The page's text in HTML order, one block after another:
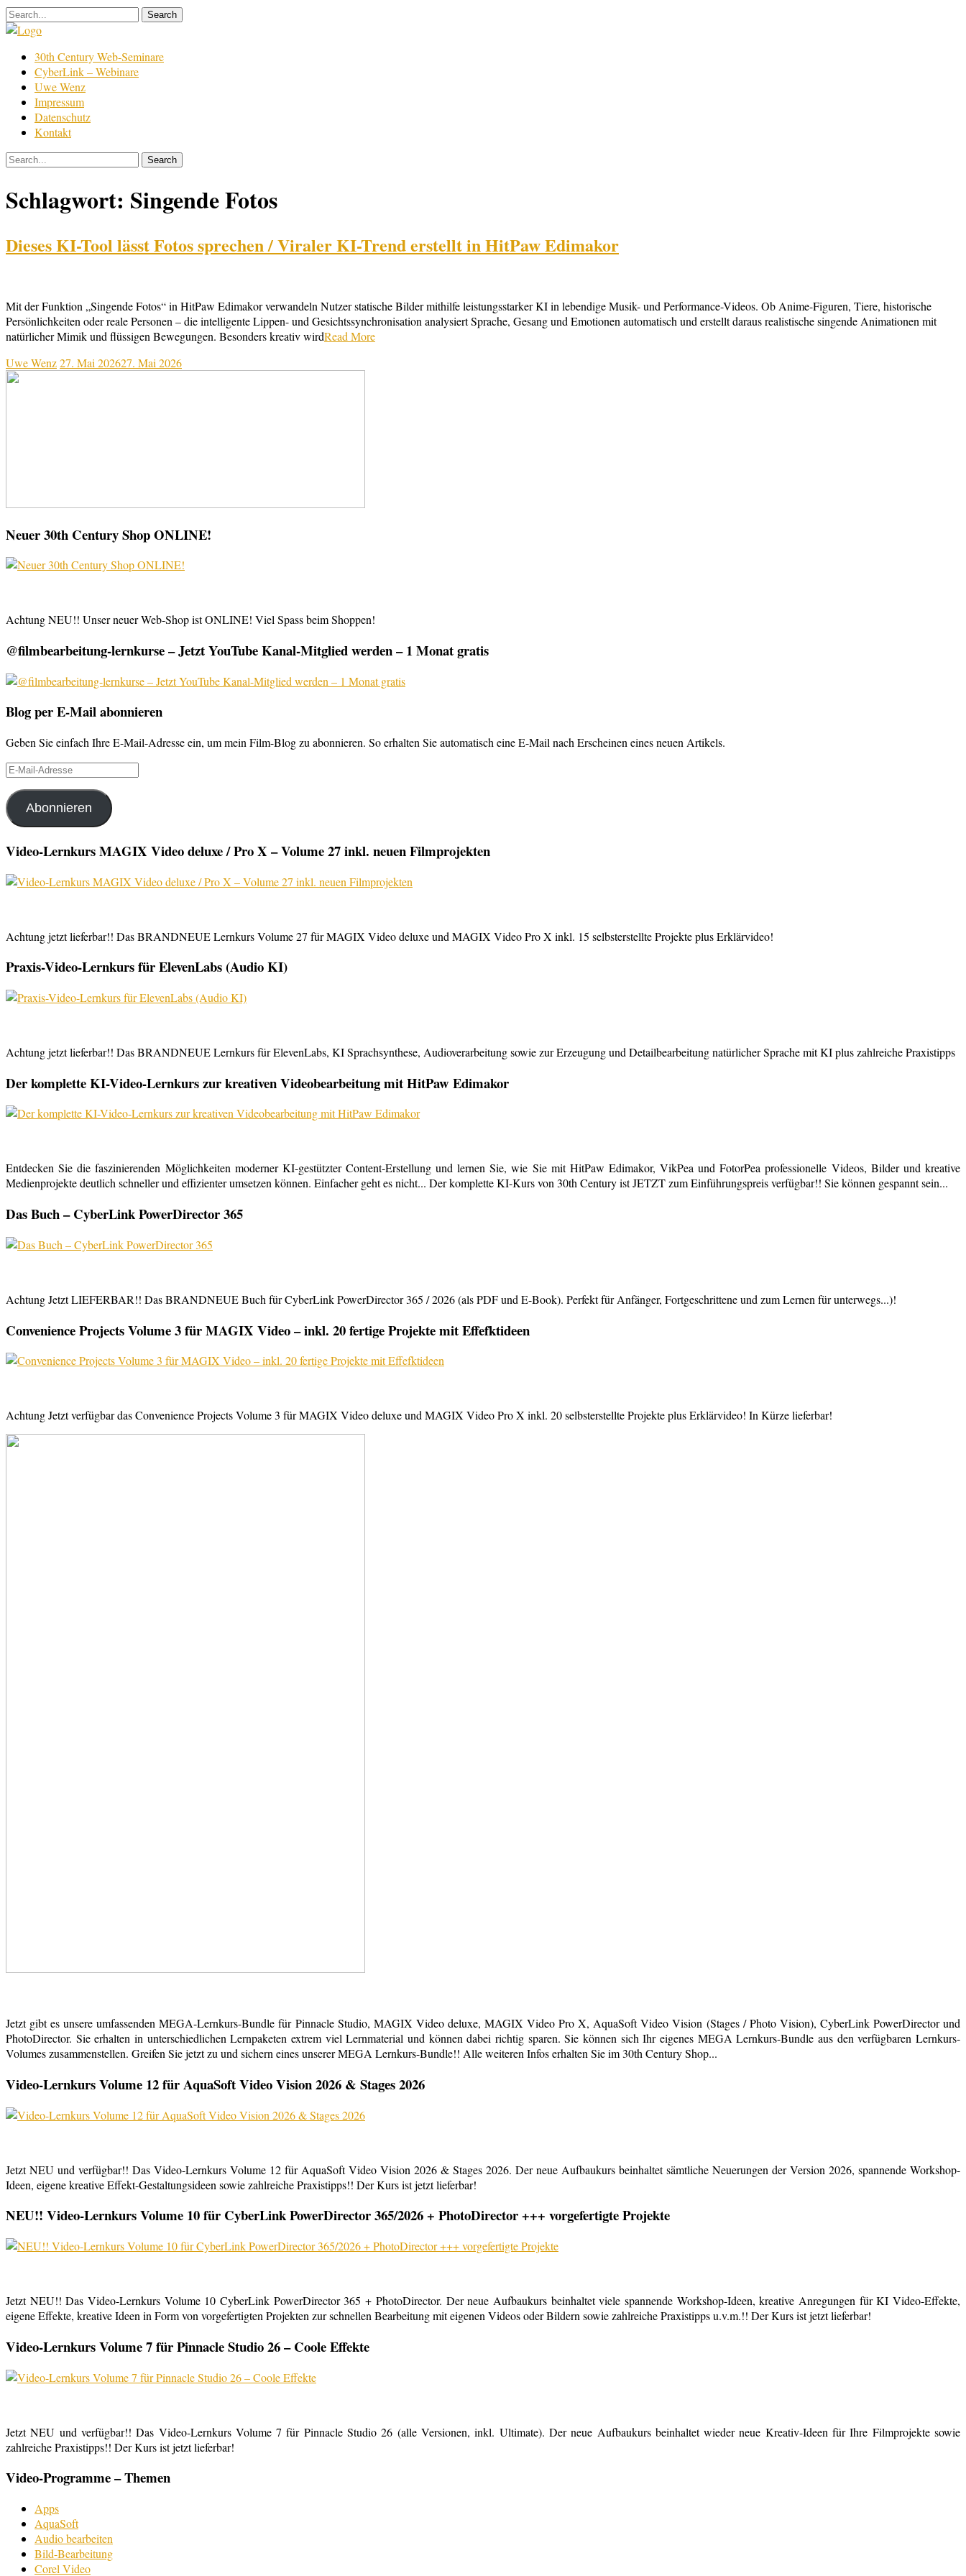
Skip
to
Film
Bearbeitung
30th Century Web-Seminare
CyberLink – Webinare
Uwe Wenz
Impressum
Datenschutz
Kontakt
Schlagwort: Singende Fotos
Dieses KI-Tool lässt Fotos sprechen / Viraler KI-Trend erstellt in HitPaw Edimakor
Mit der Funktion „Singende Fotos“ in HitPaw Edimakor verwandeln Nutzer statische Bilder mithilfe leistungsstarker KI in lebendige Musik- und Performance-Videos. Ob Anime-Figuren, Tiere, historische
Persönlichkeiten oder reale Personen – die intelligente Lippen- und Gesichtssynchronisation analysiert Sprache, Gesang und Emotionen automatisch und erstellt daraus realistische singende Animationen mit
natürlicher Mimik und flüssigen Bewegungen. Besonders kreativ wirdRead More
Uwe Wenz27. Mai 202627. Mai 2026
Neuer 30th Century Shop ONLINE!
Achtung NEU!! Unser neuer Web-Shop ist ONLINE! Viel Spass beim Shoppen!
@filmbearbeitung-lernkurse – Jetzt YouTube Kanal-Mitglied werden – 1 Monat gratis
Blog per E-Mail abonnieren
Geben Sie einfach Ihre E-Mail-Adresse ein, um mein Film-Blog zu abonnieren. So erhalten Sie automatisch eine E-Mail nach Erscheinen eines neuen Artikels.
E-
Adresse
Abonnieren
Video-Lernkurs MAGIX Video deluxe / Pro X – Volume 27 inkl. neuen Filmprojekten
Achtung jetzt lieferbar!! Das BRANDNEUE Lernkurs Volume 27 für MAGIX Video deluxe und MAGIX Video Pro X inkl. 15 selbsterstellte Projekte plus Erklärvideo!
Praxis-Video-Lernkurs für ElevenLabs (Audio KI)
Achtung jetzt lieferbar!! Das BRANDNEUE Lernkurs für ElevenLabs, KI Sprachsynthese, Audioverarbeitung sowie zur Erzeugung und Detailbearbeitung natürlicher Sprache mit KI plus zahlreiche Praxistipps
Der komplette KI-Video-Lernkurs zur kreativen Videobearbeitung mit HitPaw Edimakor
Entdecken Sie die faszinierenden Möglichkeiten moderner KI-gestützter Content-Erstellung und lernen Sie, wie Sie mit HitPaw Edimakor, VikPea und FotorPea professionelle Videos, Bilder und kreative
Medienprojekte deutlich schneller und effizienter umsetzen können. Einfacher geht es nicht... Der komplette KI-Kurs von 30th Century ist JETZT zum Einführungspreis verfügbar!! Sie können gespannt sein...
Das Buch – CyberLink PowerDirector 365
Achtung Jetzt LIEFERBAR!! Das BRANDNEUE Buch für CyberLink PowerDirector 365 / 2026 (als PDF und E-Book). Perfekt für Anfänger, Fortgeschrittene und zum Lernen für unterwegs...)!
Convenience Projects Volume 3 für MAGIX Video – inkl. 20 fertige Projekte mit Effefktideen
Achtung Jetzt verfügbar das Convenience Projects Volume 3 für MAGIX Video deluxe und MAGIX Video Pro X inkl. 20 selbsterstellte Projekte plus Erklärvideo! In Kürze lieferbar!
Jetzt gibt es unsere umfassenden MEGA-Lernkurs-Bundle für Pinnacle Studio, MAGIX Video deluxe, MAGIX Video Pro X, AquaSoft Video Vision (Stages / Photo Vision), CyberLink PowerDirector und
PhotoDirector. Sie erhalten in unterschiedlichen Lernpaketen extrem viel Lernmaterial und können dabei richtig sparen. Sie können sich Ihr eigenes MEGA Lernkurs-Bundle aus den verfügbaren Lernkurs-
Volumes zusammenstellen. Greifen Sie jetzt zu und sichern eines unserer MEGA Lernkurs-Bundle!! Alle weiteren Infos erhalten Sie im 30th Century Shop...
Video-Lernkurs Volume 12 für AquaSoft Video Vision 2026 & Stages 2026
Jetzt NEU und verfügbar!! Das Video-Lernkurs Volume 12 für AquaSoft Video Vision 2026 & Stages 2026. Der neue Aufbaukurs beinhaltet sämtliche Neuerungen der Version 2026, spannende Workshop-
Ideen, eigene kreative Effekt-Gestaltungsideen sowie zahlreiche Praxistipps!! Der Kurs ist jetzt lieferbar!
NEU!! Video-Lernkurs Volume 10 für CyberLink PowerDirector 365/2026 + PhotoDirector +++ vorgefertigte Projekte
Jetzt NEU!! Das Video-Lernkurs Volume 10 CyberLink PowerDirector 365 + PhotoDirector. Der neue Aufbaukurs beinhaltet viele spannende Workshop-Ideen, kreative Anregungen für KI Video-Effekte,
eigene Effekte, kreative Ideen in Form von vorgefertigten Projekten zur schnellen Bearbeitung mit eigenen Videos oder Bildern sowie zahlreiche Praxistipps u.v.m.!! Der Kurs ist jetzt lieferbar!
Video-Lernkurs Volume 7 für Pinnacle Studio 26 – Coole Effekte
Jetzt NEU und verfügbar!! Das Video-Lernkurs Volume 7 für Pinnacle Studio 26 (alle Versionen, inkl. Ultimate). Der neue Aufbaukurs beinhaltet wieder neue Kreativ-Ideen für Ihre Filmprojekte sowie
zahlreiche Praxistipps!! Der Kurs ist jetzt lieferbar!
Video-Programme – Themen
Apps
AquaSoft
Audio bearbeiten
Bild-Bearbeitung
Corel Video